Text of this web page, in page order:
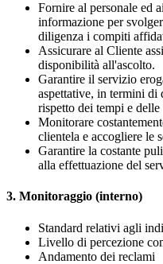
Fornire al personale ed
informazione per
diligenza i compiti
Assicurare al Cliente
disponibilità all'ascolto.
Garantire il servizio
aspettative, in termini di
rispetto dei tempi e
Monitorare
clientela e accogliere le
Garantire la costante
alla effettuazione del
3. Monitoraggio (interno)
Standard relativi agli
Livello di percezione
Andamento dei reclami